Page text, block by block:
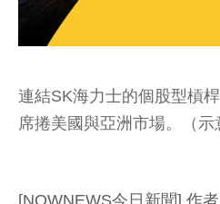
連結SK海力士的個股型槓
席捲美國與亞洲市場。（示